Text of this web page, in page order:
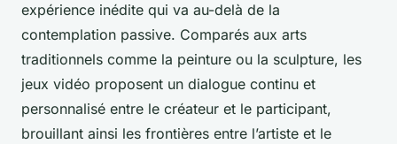
expérience inédite qui va au-delà de la
contemplation passive. Comparés aux arts
traditionnels comme la peinture ou la sculpture, les
jeux vidéo proposent un dialogue continu et
personnalisé entre le créateur et le participant,
brouillant ainsi les frontières entre l’artiste et le